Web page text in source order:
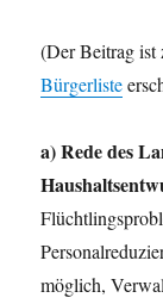
(Der Beitrag ist
Bürgerliste
a) Rede des
möglich,